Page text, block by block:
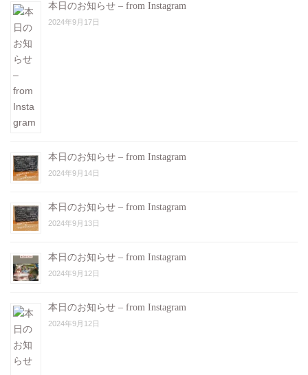
本日のお知らせ – from Instagram
2024年9月17日
本日のお知らせ – from Instagram
2024年9月14日
本日のお知らせ – from Instagram
2024年9月13日
本日のお知らせ – from Instagram
2024年9月12日
本日のお知らせ – from Instagram
2024年9月12日